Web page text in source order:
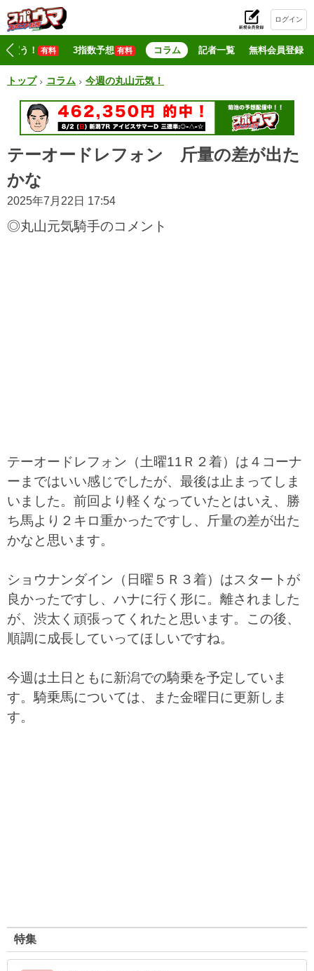
ログイン
買う！ 有料 3指数予想 有料 コラム 記者一覧 無料会員登録
トップ コラム 今週の丸山元気！
テーオードレフォン 斤量の差が出た
かな
2025年7月22日 17:54
◎丸山元気騎手のコメント
テーオードレフォン（土曜11Ｒ２着）は４コーナ
ーまではいい感じでしたが、最後は止まってしま
いました。前回より軽くなっていたとはいえ、勝
ち馬より２キロ重かったですし、斤量の差が出た
かなと思います。
ショウナンダイン（日曜５Ｒ３着）はスタートが
良かったですし、ハナに行く形に。離されました
が、渋太く頑張ってくれたと思います。この後、
順調に成長していってほしいですね。
今週は土日ともに新潟での騎乗を予定していま
す。騎乗馬については、また金曜日に更新しま
す。
特集